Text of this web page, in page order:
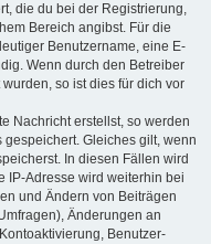
die du bei der Registrierung,
Bereich angibst. Für die
Benutzername, eine E-
Wenn durch den Betreiber
so ist dies für dich vor
Nachricht erstellst, so werden
Gleiches gilt, wenn
In diesen Fällen wird
IP-Adresse wird weiterhin bei
und Ändern von Beiträgen
Änderungen an
Benutzer-